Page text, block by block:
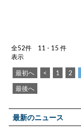
全52件 11 - 15 件
表示
最初へ < 1 2
最後へ
最新のニュース